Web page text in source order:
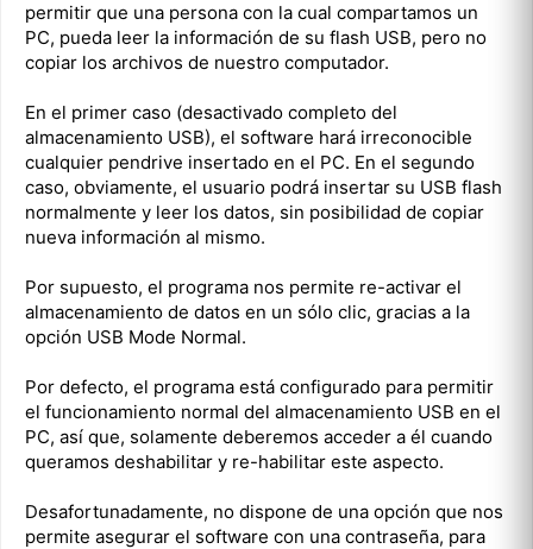
permitir que una persona con la cual compartamos un
PC, pueda leer la información de su flash USB, pero no
copiar los archivos de nuestro computador.
En el primer caso (desactivado completo del
almacenamiento USB), el software hará irreconocible
cualquier pendrive insertado en el PC. En el segundo
caso, obviamente, el usuario podrá insertar su USB flash
normalmente y leer los datos, sin posibilidad de copiar
nueva información al mismo.
Por supuesto, el programa nos permite re-activar el
almacenamiento de datos en un sólo clic, gracias a la
opción USB Mode Normal.
Por defecto, el programa está configurado para permitir
el funcionamiento normal del almacenamiento USB en el
PC, así que, solamente deberemos acceder a él cuando
queramos deshabilitar y re-habilitar este aspecto.
Desafortunadamente, no dispone de una opción que nos
permite asegurar el software con una contraseña, para